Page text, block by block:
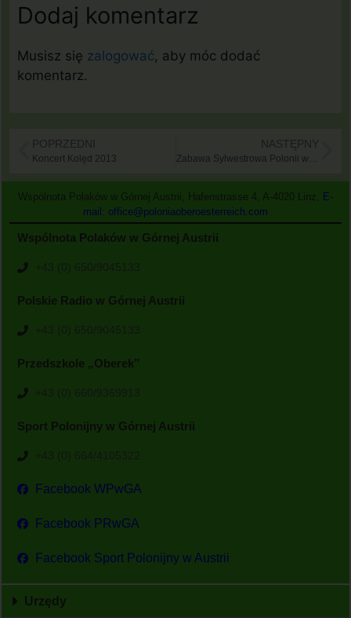
Dodaj komentarz
Musisz się zalogować, aby móc dodać
komentarz.
POPRZEDNI
Koncert Kolęd 2013
NASTĘPNY
Zabawa Sylwestrowa Polonii w Górnej Austrii 2013
Wspólnota Polaków w Górnej Austrii, Hafenstrasse 4, A-4020 Linz, E-
mail: office@poloniaoberoesterreich.com
Wspólnota Polaków w Górnej Austrii
+43 (0) 650/9045133
Polskie Radio w Górnej Austrii
+43 (0) 650/9045133
Przedszkole „Oberek”
+43 (0) 660/9369913
Sport Polonijny w Górnej Austrii
+43 (0) 664/4105322
Facebook WPwGA
Facebook PRwGA
Facebook Sport Polonijny w Austrii
Urzędy